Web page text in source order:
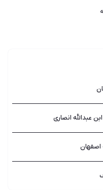
عبدالله انصاری
اصفهان